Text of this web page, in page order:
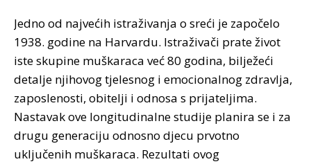
Jedno od najvećih istraživanja o sreći je započelo
1938. godine na Harvardu. Istraživači prate život
iste skupine muškaraca već 80 godina, bilježeći
detalje njihovog tjelesnog i emocionalnog zdravlja,
zaposlenosti, obitelji i odnosa s prijateljima.
Nastavak ove longitudinalne studije planira se i za
drugu generaciju odnosno djecu prvotno
uključenih muškaraca. Rezultati ovog